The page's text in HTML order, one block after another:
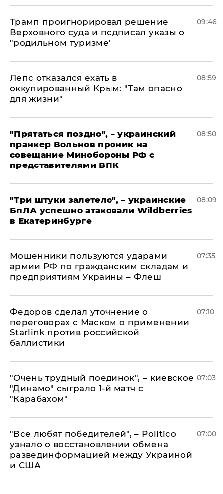
Трамп проигнорировал решение
Верховного суда и подписал указы о
"родильном туризме"
09:46
Лепс отказался ехать в
оккупированный Крым: "Там опасно
для жизни"
08:59
"Прятаться поздно", – украинский
пранкер Вольнов проник на
совещание Минобороны РФ с
представителями ВПК
08:50
"Три штуки залетело", – украинские
БпЛА успешно атаковали Wildberries
в Екатеринбурге
08:09
Мошенники пользуются ударами
армии РФ по гражданским складам и
предприятиям Украины – Флеш
07:35
Федоров сделал уточнение о
переговорах с Маском о применении
Starlink против российской
баллистики
07:10
"Очень трудный поединок", – киевское
"Динамо" сыграло 1-й матч с
"Карабахом"
07:03
​"Все любят победителей", – Politico
узнало о восстановлении обмена
развединформацией между Украиной
и США
07:00